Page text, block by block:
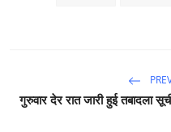
गुरुवार देर रात जारी हुई तबादला